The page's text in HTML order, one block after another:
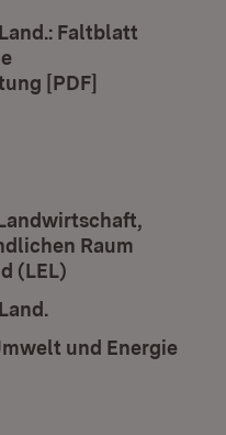
Faltblatt
[PDF]
Raum
(LEL)
und Energie